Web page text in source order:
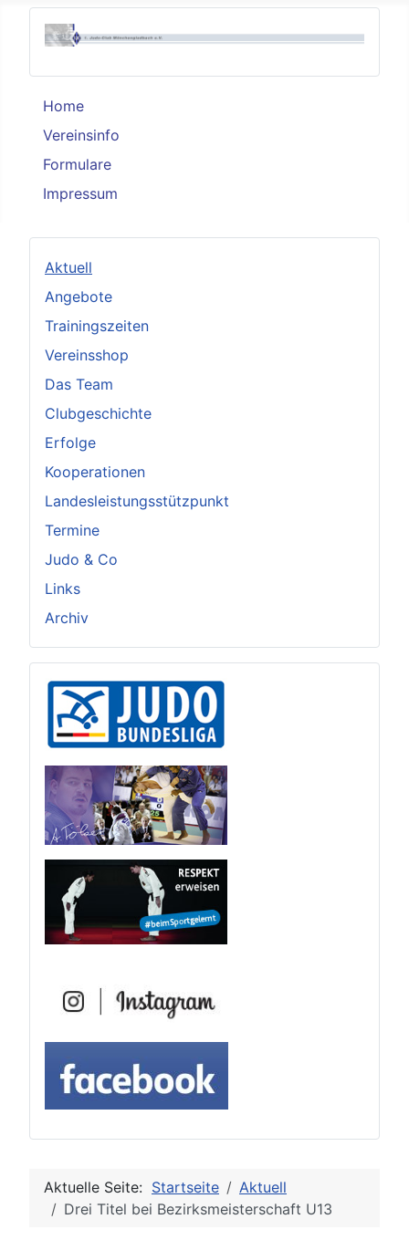
Home
Vereinsinfo
Formulare
Impressum
Aktuell
Angebote
Trainingszeiten
Vereinsshop
Das Team
Clubgeschichte
Erfolge
Kooperationen
Landesleistungsstützpunkt
Termine
Judo & Co
Links
Archiv
Aktuelle Seite: Startseite
Aktuell
Drei Titel bei Bezirksmeisterschaft U13